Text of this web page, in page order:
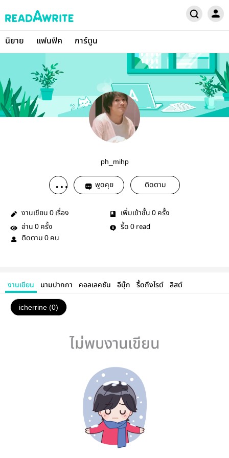
นิยาย แฟนฟิค การ์ตูน
ph_mihp
พูดคุย ติดตาม
งานเขียน 0 เรื่อง เพิ่มเข้าชั้น 0 ครั้ง
อ่าน 0 ครั้ง รี้ด 0 read
ติดตาม 0 คน
งานเขียน นามปากกา คอลเลคชัน อีบุ๊ก รี้ดถึงไรต์ ลิสต์
icherrine (0)
ไม่พบงานเขียน